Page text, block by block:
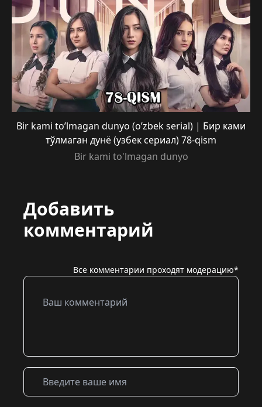
Bir kami to’lmagan dunyo (o’zbek serial) | Бир ками
тўлмаган дунё (узбек сериал) 78-qism
Bir kami to'lmagan dunyo
Добавить
комментарий
Все комментарии проходят модерацию*